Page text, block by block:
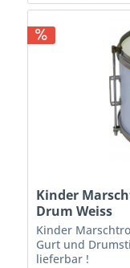
Kinder
Drum Weiss
Kinder
Gurt und
lieferbar !